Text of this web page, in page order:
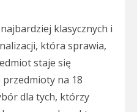
klasycznych i
która sprawia,
staje się
na 18
dla tych, którzy